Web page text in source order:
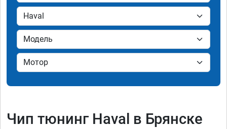
Чип тюнинг Haval в Брянске